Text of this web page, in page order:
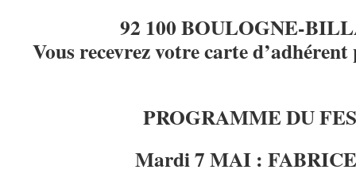
92 100 BOULOGNE-
Vous recevrez votre carte
PROGRAMME DU
Mardi 7 MAI :